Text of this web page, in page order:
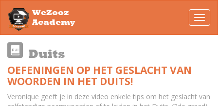
WeZooz
Academy
Duits
OEFENINGEN OP HET GESLACHT VAN
WOORDEN IN HET DUITS!
Veronique geeft je in deze video enkele tips om het geslacht van